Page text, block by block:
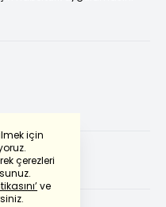
için
çerezleri
ve